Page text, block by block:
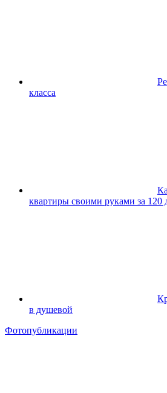
класса
квартиры своими руками за 120
в душевой
Фотопубликации